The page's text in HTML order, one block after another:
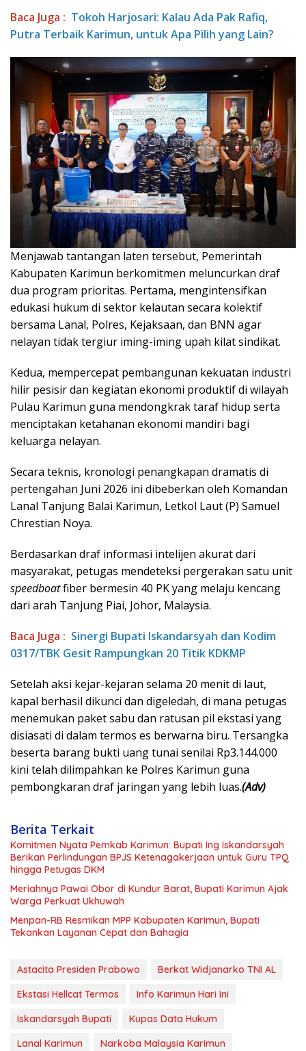
Baca Juga : Tokoh Harjosari: Kalau Ada Pak Rafiq,
Putra Terbaik Karimun, untuk Apa Pilih yang Lain?
Menjawab tantangan laten tersebut, Pemerintah
Kabupaten Karimun berkomitmen meluncurkan draf
dua program prioritas. Pertama, mengintensifkan
edukasi hukum di sektor kelautan secara kolektif
bersama Lanal, Polres, Kejaksaan, dan BNN agar
nelayan tidak tergiur iming-iming upah kilat sindikat.
Kedua, mempercepat pembangunan kekuatan industri
hilir pesisir dan kegiatan ekonomi produktif di wilayah
Pulau Karimun guna mendongkrak taraf hidup serta
menciptakan ketahanan ekonomi mandiri bagi
keluarga nelayan.
Secara teknis, kronologi penangkapan dramatis di
pertengahan Juni 2026 ini dibeberkan oleh Komandan
Lanal Tanjung Balai Karimun, Letkol Laut (P) Samuel
Chrestian Noya.
Berdasarkan draf informasi intelijen akurat dari
masyarakat, petugas mendeteksi pergerakan satu unit
speedboatfiber bermesin 40 PK yang melaju kencang
dari arah Tanjung Piai, Johor, Malaysia.
Baca Juga : Sinergi Bupati Iskandarsyah dan Kodim
0317/TBK Gesit Rampungkan 20 Titik KDKMP
Setelah aksi kejar-kejaran selama 20 menit di laut,
kapal berhasil dikunci dan digeledah, di mana petugas
menemukan paket sabu dan ratusan pil ekstasi yang
disiasati di dalam termos es berwarna biru. Tersangka
beserta barang bukti uang tunai senilai Rp3.144.000
kini telah dilimpahkan ke Polres Karimun guna
pembongkaran draf jaringan yang lebih luas.(Adv)
Berita Terkait
Komitmen Nyata Pemkab Karimun: Bupati Ing Iskandarsyah
Berikan Perlindungan BPJS Ketenagakerjaan untuk Guru TPQ
hingga Petugas DKM
Meriahnya Pawai Obor di Kundur Barat, Bupati Karimun Ajak
Warga Perkuat Ukhuwah
Menpan-RB Resmikan MPP Kabupaten Karimun, Bupati
Tekankan Layanan Cepat dan Bahagia
Astacita Presiden Prabowo
Berkat Widjanarko TNI AL
Ekstasi Hellcat Termos
Info Karimun Hari Ini
Iskandarsyah Bupati
Kupas Data Hukum
Lanal Karimun
Narkoba Malaysia Karimun